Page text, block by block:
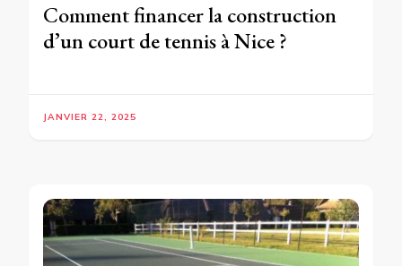
Comment financer la construction
d’un court de tennis à Nice ?
JANVIER 22, 2025